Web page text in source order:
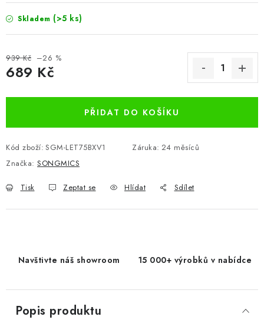
Skladem (>5 ks)
939 Kč –26 %
689 Kč
PŘIDAT DO KOŠÍKU
Kód zboží: SGM-LET75BXV1 Záruka: 24 měsíců
Značka: SONGMICS
Tisk Zeptat se Hlídat Sdílet
Navštivte náš showroom 15 000+ výrobků v nabídce
Popis produktu